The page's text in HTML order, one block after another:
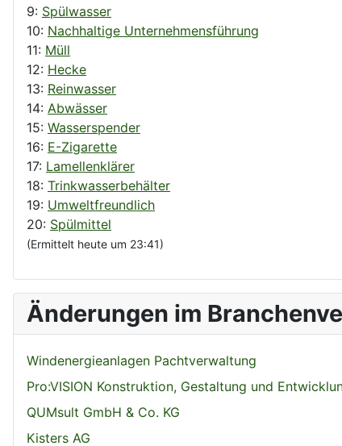
9: Spülwasser
10: Nachhaltige Unternehmensführung
11: Müll
12: Hecke
13: Reinwasser
14: Abwässer
15: Wasserspender
16: E-Zigarette
17: Lamellenklärer
18: Trinkwasserbehälter
19: Umweltfreundlich
20: Spülmittel
(Ermittelt heute um 23:41)
Änderungen im
Windenergieanlagen Pachtverwaltung
Pro:VISION Konstruktion, Gestaltung und
QUMsult GmbH & Co. KG
Kisters AG